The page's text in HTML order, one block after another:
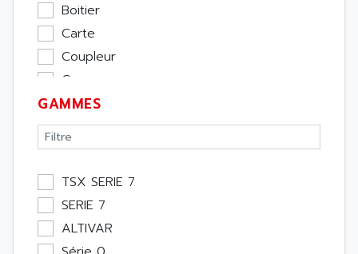
Boitier
Carte
Coupleur
Cpu
Ecran
Entrée / Sortie
Memoire
Module Métier
Moteur
Pupitre Opérateur
Rack
GAMMES
TSX SERIE 7
SERIE 7
ALTIVAR